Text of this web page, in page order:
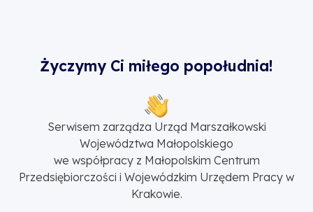
Życzymy Ci miłego popołudnia!
Serwisem zarządza Urząd Marszałkowski
Województwa Małopolskiego
we współpracy z Małopolskim Centrum
Przedsiębiorczości i Wojewódzkim Urzędem Pracy w
Krakowie.